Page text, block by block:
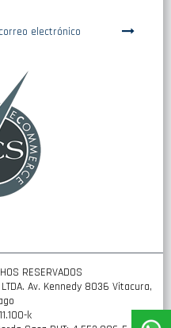
RESERVADOS
Av. Kennedy 8036 Vitacura,
k